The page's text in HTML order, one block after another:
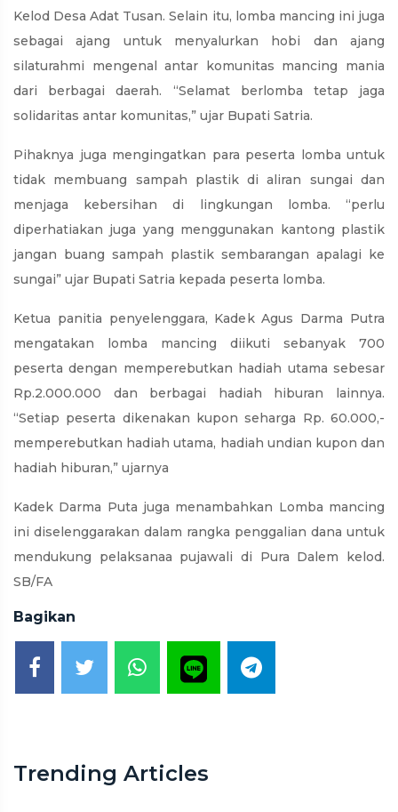
Kelod Desa Adat Tusan. Selain itu, lomba mancing ini juga
sebagai ajang untuk menyalurkan hobi dan ajang
silaturahmi mengenal antar komunitas mancing mania
dari berbagai daerah. “Selamat berlomba tetap jaga
solidaritas antar komunitas,” ujar Bupati Satria.
Pihaknya juga mengingatkan para peserta lomba untuk
tidak membuang sampah plastik di aliran sungai dan
menjaga kebersihan di lingkungan lomba. “perlu
diperhatiakan juga yang menggunakan kantong plastik
jangan buang sampah plastik sembarangan apalagi ke
sungai” ujar Bupati Satria kepada peserta lomba.
Ketua panitia penyelenggara, Kadek Agus Darma Putra
mengatakan lomba mancing diikuti sebanyak 700
peserta dengan memperebutkan hadiah utama sebesar
Rp.2.000.000 dan berbagai hadiah hiburan lainnya.
“Setiap peserta dikenakan kupon seharga Rp. 60.000,-
memperebutkan hadiah utama, hadiah undian kupon dan
hadiah hiburan,” ujarnya
Kadek Darma Puta juga menambahkan Lomba mancing
ini diselenggarakan dalam rangka penggalian dana untuk
mendukung pelaksanaa pujawali di Pura Dalem kelod.
SB/FA
Bagikan
Trending Articles